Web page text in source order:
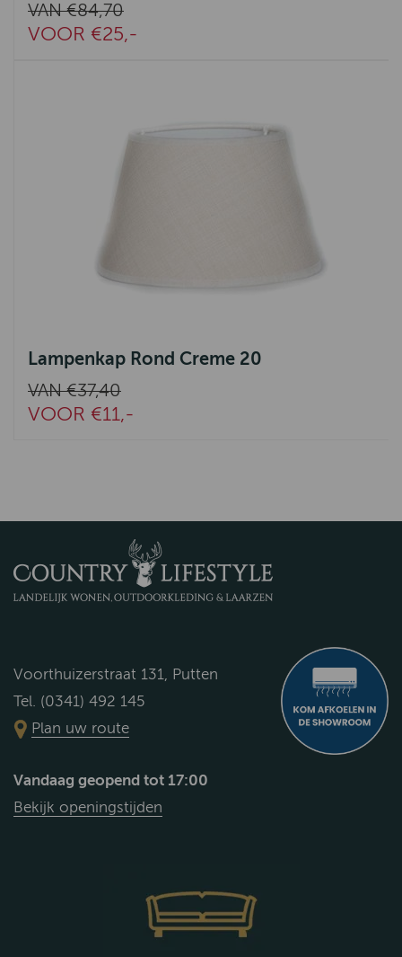
VAN €84,70
VOOR €25,-
Lampenkap Rond Creme 20
VAN €37,40
VOOR €11,-
Voorthuizerstraat 131, Putten
Tel. (0341) 492 145
Plan uw route
Vandaag geopend tot 17:00
Bekijk openingstijden